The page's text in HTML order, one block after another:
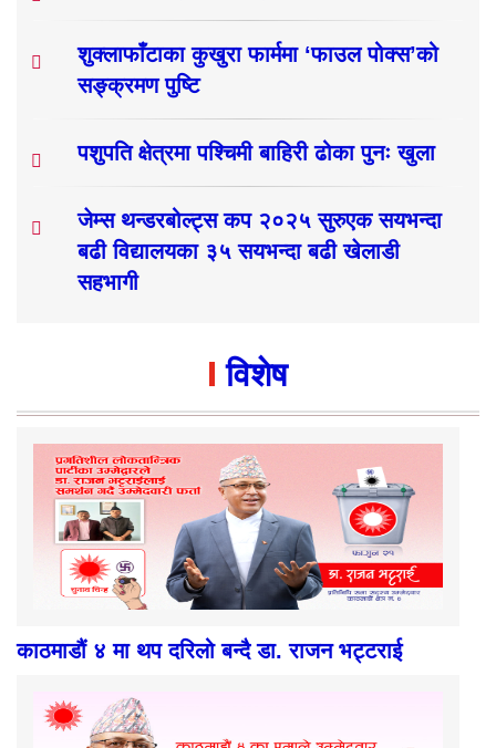
शुक्लाफाँटाका कुखुरा फार्ममा ‘फाउल पोक्स’को
सङ्क्रमण पुष्टि
पशुपति क्षेत्रमा पश्चिमी बाहिरी ढोका पुनः खुला
जेम्स थन्डरबोल्ट्स कप २०२५ सुरुएक सयभन्दा
बढी विद्यालयका ३५ सयभन्दा बढी खेलाडी
सहभागी
विशेष
काठमाडौं ४ मा थप दरिलो बन्दै डा. राजन भट्टराई